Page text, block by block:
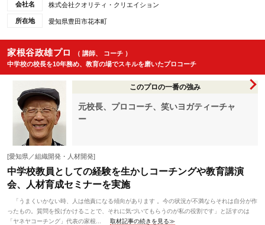
会社名 株式会社クオリティ・クリエイション
所在地 愛知県豊田市花本町
家根谷政雄プロ
（ 講師、 コーチ ）
中学校の校長を10年務め、教育の場でスキルを磨いたプロコーチ
このプロの一番の強み
元校長、プロコーチ、笑いヨガティーチャ
ー
[愛知県／組織開発・人材開発]
中学校教員としての経験を生かしコーチングや教育講演
会、人材育成セミナーを実施
「うまくいかない時、人は他責になる傾向があります 。今の状況が不満ならそれは自分が作
ったもの。質問を投げかけることで、それに気づいてもらうのが私の役割です」と話すのは
「ヤネヤコーチング」代表の家根...
取材記事の続きを見る≫